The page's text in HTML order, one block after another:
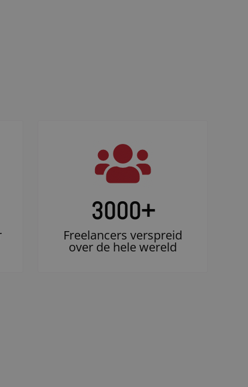
3000+
Freelancers verspreid
over de hele wereld